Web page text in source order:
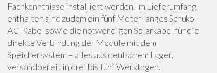
Fachkenntnisse installiert werden. Im Lieferumfang
enthalten sind zudem ein fünf Meter langes Schuko-
AC-Kabel sowie die notwendigen Solarkabel für die
direkte Verbindung der Module mit dem
Speichersystem – alles aus deutschem Lager,
versandbereit in drei bis fünf Werktagen.